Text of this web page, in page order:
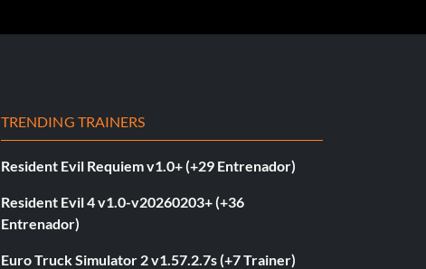
TRENDING TRAINERS
Resident Evil Requiem v1.0+ (+29 Entrenador)
Resident Evil 4 v1.0-v20260203+ (+36
Entrenador)
Euro Truck Simulator 2 v1.57.2.7s (+7 Trainer)